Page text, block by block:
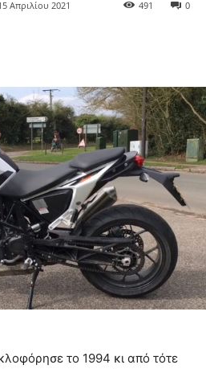
Απριλίου 2021 0
491
το 1994 κι από τότε